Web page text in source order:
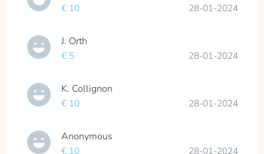
€ 10 28-01-2024
J. Orth
€ 5 28-01-2024
K. Collignon
€ 10 28-01-2024
Anonymous
€ 10 28-01-2024